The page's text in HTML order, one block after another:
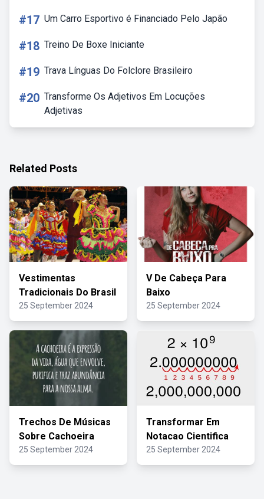
#17 Um Carro Esportivo é Financiado Pelo Japão
#18 Treino De Boxe Iniciante
#19 Trava Línguas Do Folclore Brasileiro
#20 Transforme Os Adjetivos Em Locuções
Adjetivas
Related Posts
Vestimentas
Tradicionais Do Brasil
25 September 2024
V De Cabeça Para
Baixo
25 September 2024
Trechos De Músicas
Sobre Cachoeira
25 September 2024
Transformar Em
Notacao Cientifica
25 September 2024